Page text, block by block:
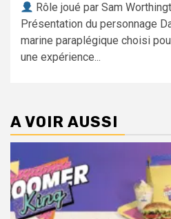
Rôle joué par Sam
Présentation du personnage
marine paraplégique choisi
une expérience...
A VOIR AUSSI